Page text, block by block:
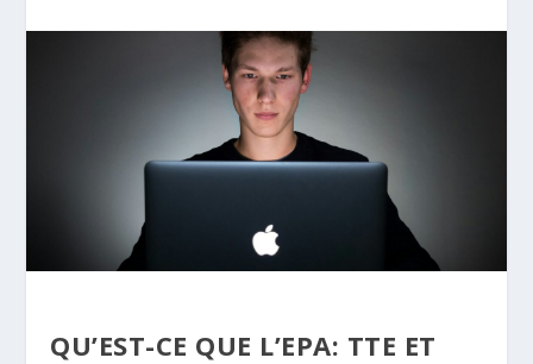
QU’EST-CE QUE L’EPA: TTE ET